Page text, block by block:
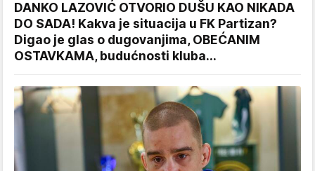
DANKO LAZOVIĆ OTVORIO DUŠU KAO NIKADA
DO SADA! Kakva je situacija u FK Partizan?
Digao je glas o dugovanjima, OBEĆANIM
OSTAVKAMA, budućnosti kluba...